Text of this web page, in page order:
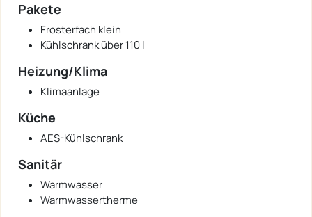
Pakete
Frosterfach klein
Kühlschrank über 110 l
Heizung/Klima
Klimaanlage
Küche
AES-Kühlschrank
Sanitär
Warmwasser
Warmwassertherme